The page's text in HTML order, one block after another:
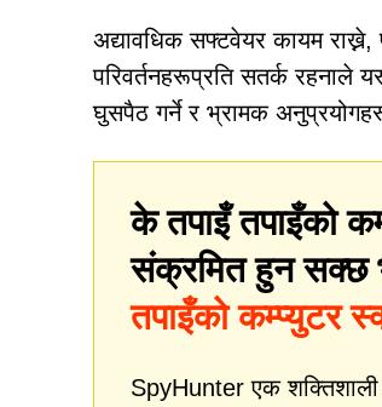
अद्यावधिक सफ्टवेयर कायम
परिवर्तनहरूप्रति सतर्क रहनाले
घुसपैठ गर्ने र भ्रामक अनुप्रयोगहरू
के तपाइँ तपाइँको
संक्रमित हुन सक्छ
तपाइँको कम्प्युटर
SpyHunter एक शक्तिशाली